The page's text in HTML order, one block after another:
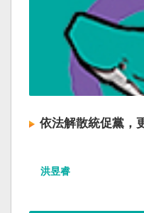
依法解散統促黨，
洪昱睿